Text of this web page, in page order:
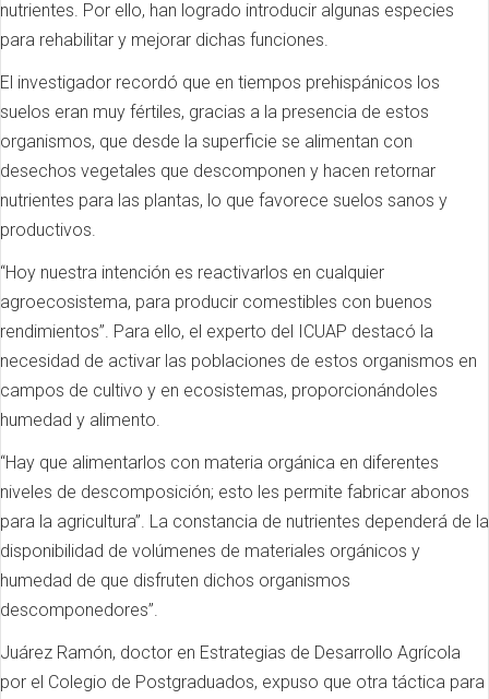
nutrientes. Por ello, han logrado introducir algunas especies
para rehabilitar y mejorar dichas funciones.
El investigador recordó que en tiempos prehispánicos los
suelos eran muy fértiles, gracias a la presencia de estos
organismos, que desde la superficie se alimentan con
desechos vegetales que descomponen y hacen retornar
nutrientes para las plantas, lo que favorece suelos sanos y
productivos.
“Hoy nuestra intención es reactivarlos en cualquier
agroecosistema, para producir comestibles con buenos
rendimientos”. Para ello, el experto del ICUAP destacó la
necesidad de activar las poblaciones de estos organismos en
campos de cultivo y en ecosistemas, proporcionándoles
humedad y alimento.
“Hay que alimentarlos con materia orgánica en diferentes
niveles de descomposición; esto les permite fabricar abonos
para la agricultura”. La constancia de nutrientes dependerá de la
disponibilidad de volúmenes de materiales orgánicos y
humedad de que disfruten dichos organismos
descomponedores”.
Juárez Ramón, doctor en Estrategias de Desarrollo Agrícola
por el Colegio de Postgraduados, expuso que otra táctica para